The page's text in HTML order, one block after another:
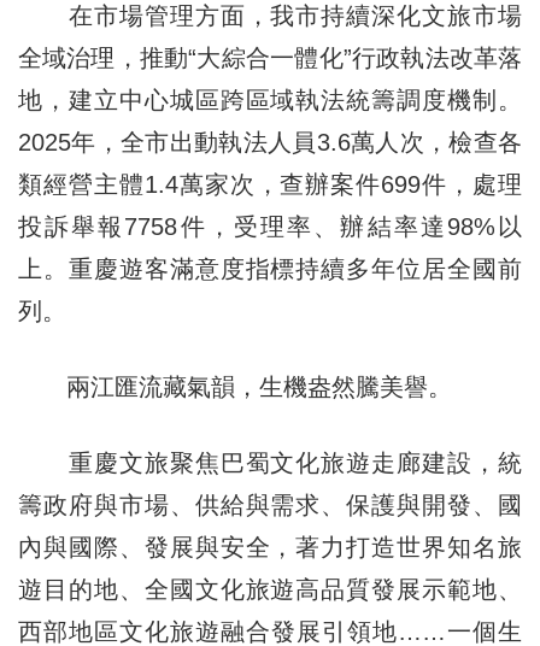
在市場管理方面，我市持續深化文旅市場
全域治理，推動“大綜合一體化”行政執法改革落
地，建立中心城區跨區域執法統籌調度機制。
2025年，全市出動執法人員3.6萬人次，檢查各
類經營主體1.4萬家次，查辦案件699件，處理
投訴舉報7758件，受理率、辦結率達98%以
上。重慶遊客滿意度指標持續多年位居全國前
列。
兩江匯流藏氣韻，生機盎然騰美譽。
重慶文旅聚焦巴蜀文化旅遊走廊建設，統
籌政府與市場、供給與需求、保護與開發、國
內與國際、發展與安全，著力打造世界知名旅
遊目的地、全國文化旅遊高品質發展示範地、
西部地區文化旅遊融合發展引領地……一個生